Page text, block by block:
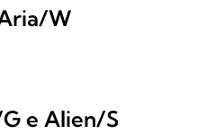
W
e Alien/S